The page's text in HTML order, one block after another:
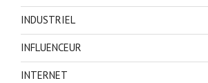
INDUSTRIEL
INFLUENCEUR
INTERNET